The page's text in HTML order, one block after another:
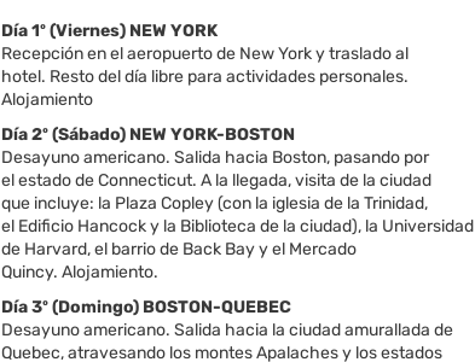
Día 1º (Viernes) NEW YORK
Recepción en el aeropuerto de New York y traslado al
hotel. Resto del día libre para actividades personales.
Alojamiento
Día 2º (Sábado) NEW YORK-BOSTON
Desayuno americano. Salida hacia Boston, pasando por
el estado de Connecticut. A la llegada, visita de la ciudad
que incluye: la Plaza Copley (con la iglesia de la Trinidad,
el Edificio Hancock y la Biblioteca de la ciudad), la Universidad
de Harvard, el barrio de Back Bay y el Mercado
Quincy. Alojamiento.
Día 3º (Domingo) BOSTON-QUEBEC
Desayuno americano. Salida hacia la ciudad amurallada de
Quebec, atravesando los montes Apalaches y los estados